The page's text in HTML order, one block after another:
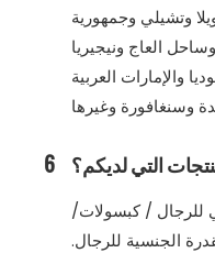
وتشيلي وجمهورية
العاج ونيجيريا
والإمارات العربية
6 التي لديكم؟
للرجال / كبسولات/
الجنسية للرجال.